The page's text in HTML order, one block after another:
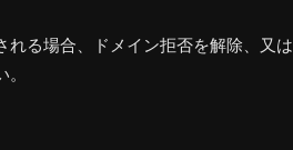
れる場合、ドメイン拒否を解除、又は